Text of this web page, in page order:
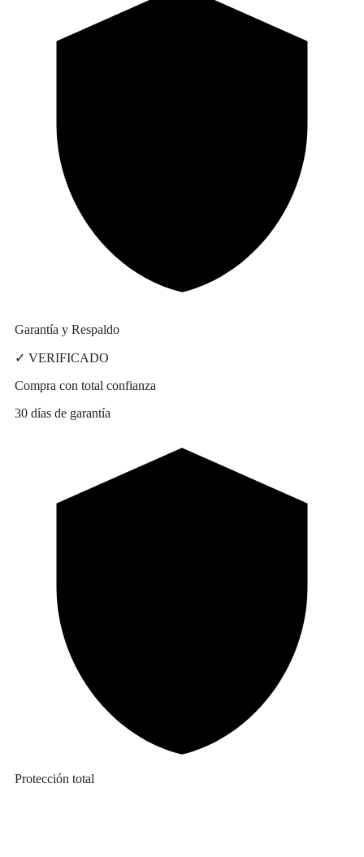
Garantía y Respaldo
✓ VERIFICADO
Compra con total confianza
30 días de garantía
Protección total